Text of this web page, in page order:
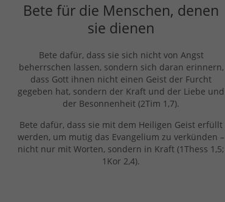
Bete für die Menschen, denen
sie dienen
Bete dafür, dass sie sich nicht von Angst
beherrschen lassen, sondern sich daran erinnern,
dass Gott ihnen nicht einen Geist der Furcht
gegeben hat, sondern der Kraft und der Liebe und
der Besonnenheit (2Tim 1,7).
Bete dafür, dass sie mit dem Heiligen Geist erfüllt
werden, um mutig das Evangelium zu verkünden –
nicht nur mit Worten, sondern in Kraft (1Thess 1,5;
1Kor 2,4).